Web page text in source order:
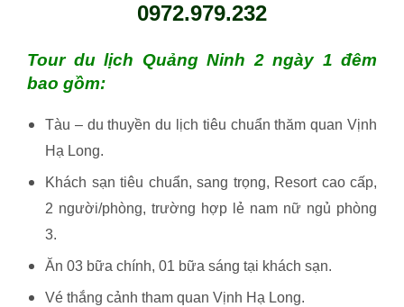
0972.979.232
Tour du lịch Quảng Ninh 2 ngày 1 đêm
bao gồm:
Tàu – du thuyền du lịch tiêu chuẩn thăm quan Vịnh
Hạ Long.
Khách sạn tiêu chuẩn, sang trọng, Resort cao cấp,
2 người/phòng, trường hợp lẻ nam nữ ngủ phòng
3.
Ăn 03 bữa chính, 01 bữa sáng tại khách sạn.
Vé thắng cảnh tham quan Vịnh Hạ Long.